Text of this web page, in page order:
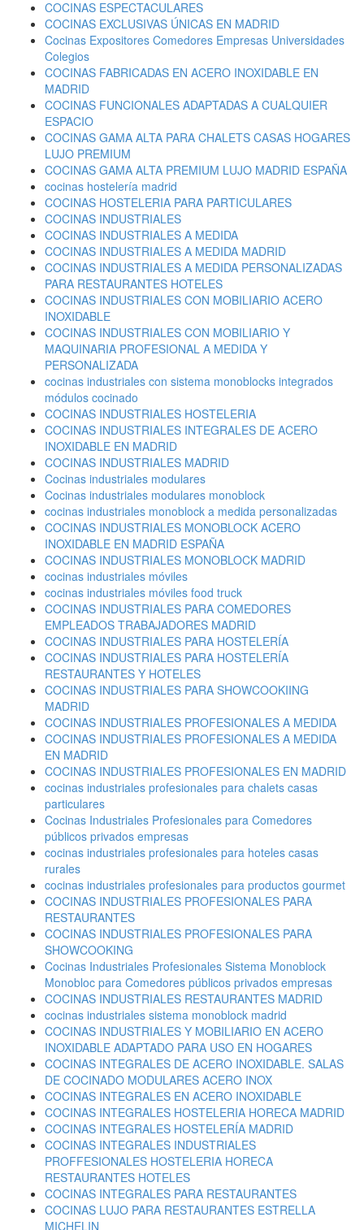
COCINAS ESPECTACULARES
COCINAS EXCLUSIVAS ÚNICAS EN MADRID
Cocinas Expositores Comedores Empresas Universidades
Colegios
COCINAS FABRICADAS EN ACERO INOXIDABLE EN
MADRID
COCINAS FUNCIONALES ADAPTADAS A CUALQUIER
ESPACIO
COCINAS GAMA ALTA PARA CHALETS CASAS HOGARES
LUJO PREMIUM
COCINAS GAMA ALTA PREMIUM LUJO MADRID ESPAÑA
cocinas hostelería madrid
COCINAS HOSTELERIA PARA PARTICULARES
COCINAS INDUSTRIALES
COCINAS INDUSTRIALES A MEDIDA
COCINAS INDUSTRIALES A MEDIDA MADRID
COCINAS INDUSTRIALES A MEDIDA PERSONALIZADAS
PARA RESTAURANTES HOTELES
COCINAS INDUSTRIALES CON MOBILIARIO ACERO
INOXIDABLE
COCINAS INDUSTRIALES CON MOBILIARIO Y
MAQUINARIA PROFESIONAL A MEDIDA Y
PERSONALIZADA
cocinas industriales con sistema monoblocks integrados
módulos cocinado
COCINAS INDUSTRIALES HOSTELERIA
COCINAS INDUSTRIALES INTEGRALES DE ACERO
INOXIDABLE EN MADRID
COCINAS INDUSTRIALES MADRID
Cocinas industriales modulares
Cocinas industriales modulares monoblock
cocinas industriales monoblock a medida personalizadas
COCINAS INDUSTRIALES MONOBLOCK ACERO
INOXIDABLE EN MADRID ESPAÑA
COCINAS INDUSTRIALES MONOBLOCK MADRID
cocinas industriales móviles
cocinas industriales móviles food truck
COCINAS INDUSTRIALES PARA COMEDORES
EMPLEADOS TRABAJADORES MADRID
COCINAS INDUSTRIALES PARA HOSTELERÍA
COCINAS INDUSTRIALES PARA HOSTELERÍA
RESTAURANTES Y HOTELES
COCINAS INDUSTRIALES PARA SHOWCOOKIING
MADRID
COCINAS INDUSTRIALES PROFESIONALES A MEDIDA
COCINAS INDUSTRIALES PROFESIONALES A MEDIDA
EN MADRID
COCINAS INDUSTRIALES PROFESIONALES EN MADRID
cocinas industriales profesionales para chalets casas
particulares
Cocinas Industriales Profesionales para Comedores
públicos privados empresas
cocinas industriales profesionales para hoteles casas
rurales
cocinas industriales profesionales para productos gourmet
COCINAS INDUSTRIALES PROFESIONALES PARA
RESTAURANTES
COCINAS INDUSTRIALES PROFESIONALES PARA
SHOWCOOKING
Cocinas Industriales Profesionales Sistema Monoblock
Monobloc para Comedores públicos privados empresas
COCINAS INDUSTRIALES RESTAURANTES MADRID
cocinas industriales sistema monoblock madrid
COCINAS INDUSTRIALES Y MOBILIARIO EN ACERO
INOXIDABLE ADAPTADO PARA USO EN HOGARES
COCINAS INTEGRALES DE ACERO INOXIDABLE. SALAS
DE COCINADO MODULARES ACERO INOX
COCINAS INTEGRALES EN ACERO INOXIDABLE
COCINAS INTEGRALES HOSTELERIA HORECA MADRID
COCINAS INTEGRALES HOSTELERÍA MADRID
COCINAS INTEGRALES INDUSTRIALES
PROFFESIONALES HOSTELERIA HORECA
RESTAURANTES HOTELES
COCINAS INTEGRALES PARA RESTAURANTES
COCINAS LUJO PARA RESTAURANTES ESTRELLA
MICHELIN